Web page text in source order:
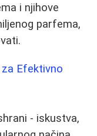
i njihove
parfema,
Efektivno
- iskustva,